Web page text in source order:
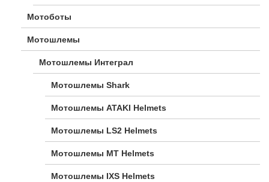
Мотоботы
Мотошлемы
Мотошлемы Интеграл
Мотошлемы Shark
Мотошлемы ATAKI Helmets
Мотошлемы LS2 Helmets
Мотошлемы MT Helmets
Мотошлемы IXS Helmets